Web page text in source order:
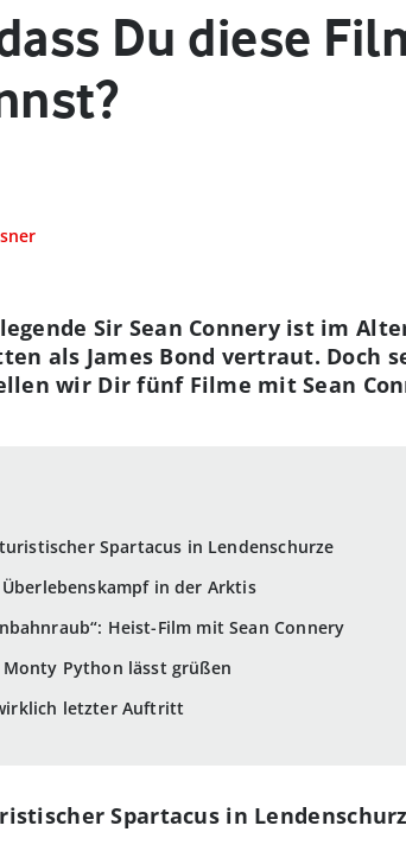
Du diese
Spartacus in Lendenschurze
Überlebenskampf in der Arktis
Heist-Film mit Sean Connery
Monty Python lässt grüßen
letzter Auftritt
Sir Sean Connery ist im
als James Bond vertraut. Doch
wir Dir fünf Filme mit Sean
Spartacus in